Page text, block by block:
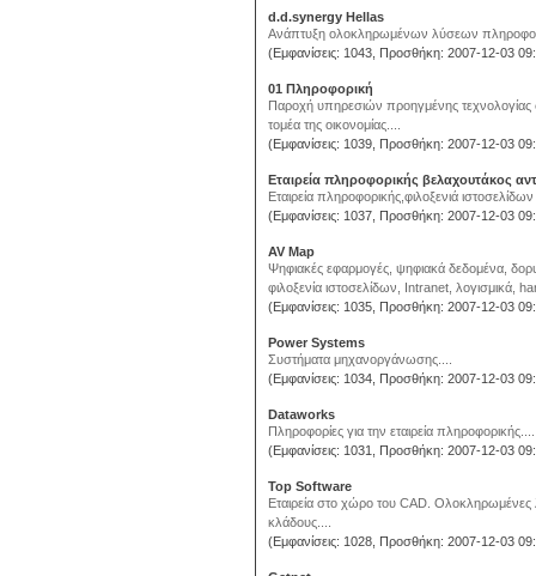
d.d.synergy Hellas
Ανάπτυξη ολοκληρωμένων λύσεων
(Εμφανίσεις: 1043, Προσθήκη: 2007-12-03
01 Πληροφορική
Παροχή υπηρεσιών προηγμένης τεχνολογίας
τομέα της οικονομίας....
(Εμφανίσεις: 1039, Προσθήκη: 2007-12-03
Εταιρεία πληροφορικής βελαχουτάκος
Εταιρεία πληροφορικής,φιλοξενιά
(Εμφανίσεις: 1037, Προσθήκη: 2007-12-03
AV Map
Ψηφιακές εφαρμογές, ψηφιακά δεδομένα,
φιλοξενία ιστοσελίδων, Intranet, λογισμικά,
(Εμφανίσεις: 1035, Προσθήκη: 2007-12-03
Power Systems
Συστήματα μηχανοργάνωσης....
(Εμφανίσεις: 1034, Προσθήκη: 2007-12-03
Dataworks
Πληροφορίες για την εταιρεία πληροφορικής....
(Εμφανίσεις: 1031, Προσθήκη: 2007-12-03
Top Software
Εταιρεία στο χώρο του CAD. Oλοκληρωμένες
κλάδους....
(Εμφανίσεις: 1028, Προσθήκη: 2007-12-03